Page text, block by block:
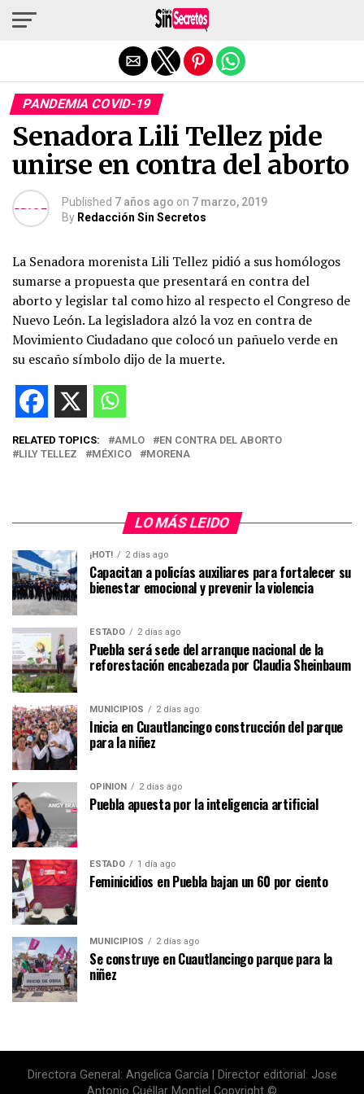
PANDEMIA COVID-19
Senadora Lili Tellez pide
unirse en contra del aborto
Published 7 años ago on 7 marzo, 2019
By Redacción Sin Secretos
La Senadora morenista Lili Tellez pidió a sus homólogos
sumarse a propuesta que presentará en contra del
aborto y legislar tal como hizo al respecto el Congreso de
Nuevo León. La legisladora alzó la voz en contra de
Movimiento Ciudadano que colocó un pañuelo verde en
su escaño símbolo dijo de la muerte.
RELATED TOPICS: AMLO
EN CONTRA DEL ABORTO
LILY TELLEZ
MÉXICO MORENA
LO MÁS LEIDO
¡HOT! 2 días ago
Capacitan a policías auxiliares para fortalecer su
bienestar emocional y prevenir la violencia
ESTADO 2 días ago
Puebla será sede del arranque nacional de la
reforestación encabezada por Claudia Sheinbaum
MUNICIPIOS 2 días ago
Inicia en Cuautlancingo construcción del parque
para la niñez
OPINIÓN 2 días ago
Puebla apuesta por la inteligencia artificial
ESTADO 1 día ago
Feminicidios en Puebla bajan un 60 por ciento
MUNICIPIOS 2 días ago
Se construye en Cuautlancingo parque para la
niñez
Directora General: Angelica García | Director editorial: Jose
Antonio Cuéllar Montiel Copyright ©
Salir de la versión móvil